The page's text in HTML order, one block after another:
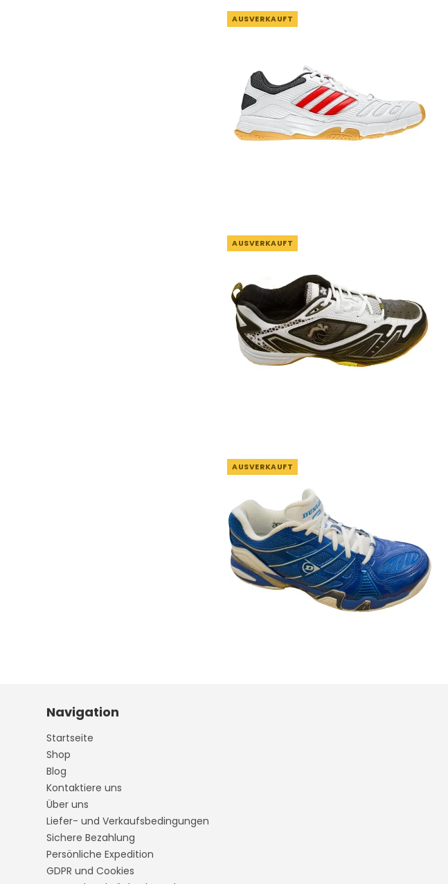
AUSVERKAUFT
AUSVERKAUFT
AUSVERKAUFT
Navigation
Startseite
Shop
Blog
Kontaktiere uns
Über uns
Liefer- und Verkaufsbedingungen
Sichere Bezahlung
Persönliche Expedition
GDPR und Cookies